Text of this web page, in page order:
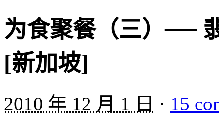
为食聚餐（三）──
[新加坡]
2010 年 12 月 1 日 · 15